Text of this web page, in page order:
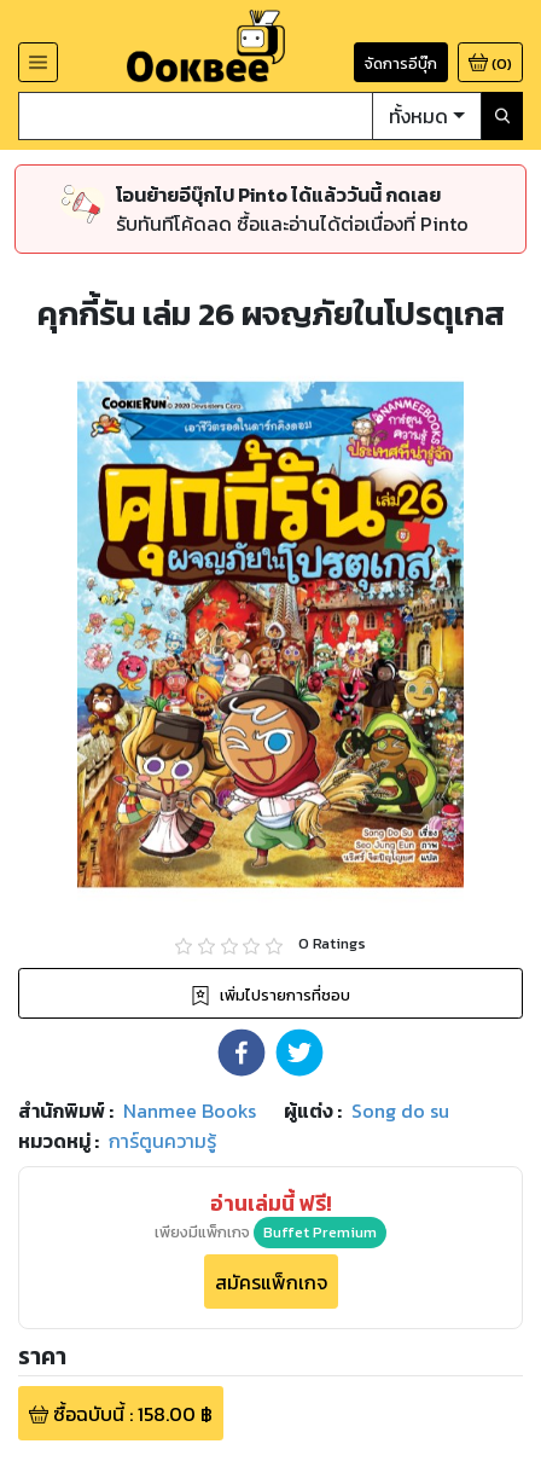
จัดการอีบุ๊ก (0)
ทั้งหมด
โอนย้ายอีบุ๊กไป Pinto ได้แล้ววันนี้ กดเลย
รับทันทีโค้ดลด ซื้อและอ่านได้ต่อเนื่องที่ Pinto
คุกกี้รัน เล่ม 26 ผจญภัยในโปรตุเกส
0 Ratings
เพิ่มไปรายการที่ชอบ
สำนักพิมพ์: Nanmee Books ผู้แต่ง : Song do su
หมวดหมู่: การ์ตูนความรู้
อ่านเล่มนี้ ฟรี!
เพียงมีแพ็กเกจ Buffet Premium
สมัครแพ็กเกจ
ราคา
ซื้อฉบับนี้:158.00 ฿